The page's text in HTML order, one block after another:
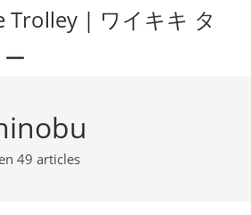
Trolley | ワイキキ タ
49 articles